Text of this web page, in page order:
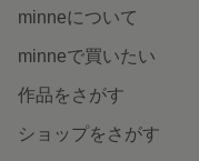
minneについて
minneで買いたい
作品をさがす
ショップをさがす